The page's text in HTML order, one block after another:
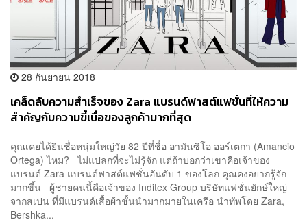
28 กันยายน 2018
เคล็ดลับความสำเร็จของ Zara แบรนด์ฟาสต์แฟชั่นที่ให้ความ
สำคัญกับความขี้เบื่อของลูกค้ามากที่สุด
คุณเคยได้ยินชื่อหนุ่มใหญ่วัย 82 ปีที่ชื่อ อามันซิโอ ออร์เตกา (Amancio
Ortega) ไหม? ไม่แปลกที่จะไม่รู้จัก แต่ถ้าบอกว่าเขาคือเจ้าของ
แบรนด์ Zara แบรนด์ฟาสต์แฟชั่นอันดับ 1 ของโลก คุณคงอยากรู้จัก
มากขึ้น ผู้ชายคนนี้คือเจ้าของ Inditex Group บริษัทแฟชั่นยักษ์ใหญ่
จากสเปน ที่มีแบรนด์เสื้อผ้าชั้นนำมากมายในเครือ นำทัพโดย Zara,
Bershka...